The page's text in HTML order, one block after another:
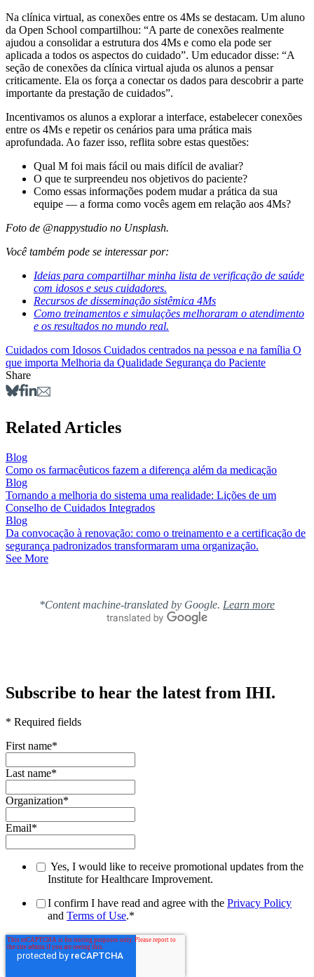
Na clínica virtual, as conexões entre os 4Ms se destacam. Um aluno
da Open School compartilhou: “A parte de conexões realmente
ajudou a consolidar a estrutura dos 4Ms e como ela pode ser
aplicada a todos os aspectos do cuidado”. Um educador disse: “A
seção de conexões da clínica virtual ajuda os alunos a pensar
criticamente. Ela os força a conectar os dados para descobrir a parte
importante da prestação de cuidados”.
Incentivamos os alunos a explorar a interface, estabelecer conexões
entre os 4Ms e repetir os cenários para uma prática mais
aprofundada. Ao fazer isso, reflita sobre estas questões:
Qual M foi mais fácil ou mais difícil de avaliar?
O que te surpreendeu nos objetivos do paciente?
Como essas informações podem mudar a prática da sua
equipe — a forma como vocês agem em relação aos 4Ms?
Foto de @nappystudio no Unsplash.
Você também pode se interessar por:
Ideias para compartilhar minha lista de verificação de saúde
com idosos e seus cuidadores.
Recursos de disseminação sistêmica 4Ms
Como treinamentos e simulações melhoraram o atendimento
e os resultados no mundo real.
Cuidados com Idosos Cuidados centrados na pessoa e na família O
que importa Melhoria da Qualidade Segurança do Paciente
Share
Related Articles
Blog
Como os farmacêuticos fazem a diferença além da medicação
Blog
Tornando a melhoria do sistema uma realidade: Lições de um
Conselho de Cuidados Integrados
Blog
Da convocação à renovação: como o treinamento e a certificação de
segurança padronizados transformaram uma organização.
See More
*Content machine-translated by Google. Learn more
Subscribe to hear the latest from IHI.
* Required fields
First name*
Last name*
Organization*
Email*
Yes, I would like to receive promotional updates from the
Institute for Healthcare Improvement.
I confirm I have read and agree with the Privacy Policy
and Terms of Use.*